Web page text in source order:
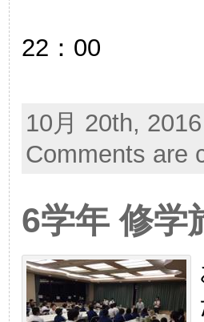
22：00
10月 20th,
Comments are
6学年 修学